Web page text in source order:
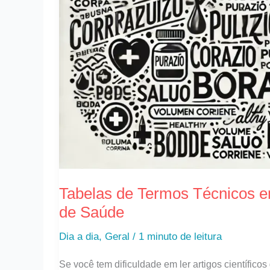
Tabelas de Termos Técnicos
de Saúde
Dia a dia, Geral / 1 minuto de leitura
Se você tem dificuldade em ler artigos
Espanhol
para
Profissionais
Saúde